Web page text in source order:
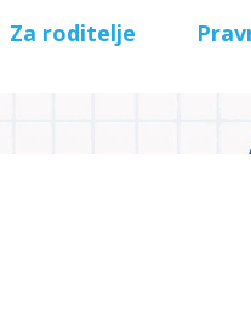
Za roditelje